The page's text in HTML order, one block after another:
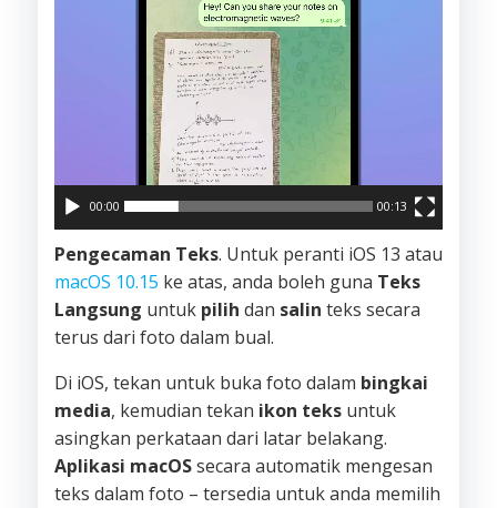
00:00 00:13
Pengecaman Teks. Untuk peranti iOS 13 atau
macOS 10.15 ke atas, anda boleh guna Teks
Langsung untuk pilih dan salin teks secara
terus dari foto dalam bual.
Di iOS, tekan untuk buka foto dalam bingkai
media, kemudian tekan ikon teks untuk
asingkan perkataan dari latar belakang.
Aplikasi macOSsecara automatik mengesan
teks dalam foto – tersedia untuk anda memilih